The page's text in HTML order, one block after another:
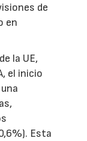
de
en
la UE,
el inicio
Esta